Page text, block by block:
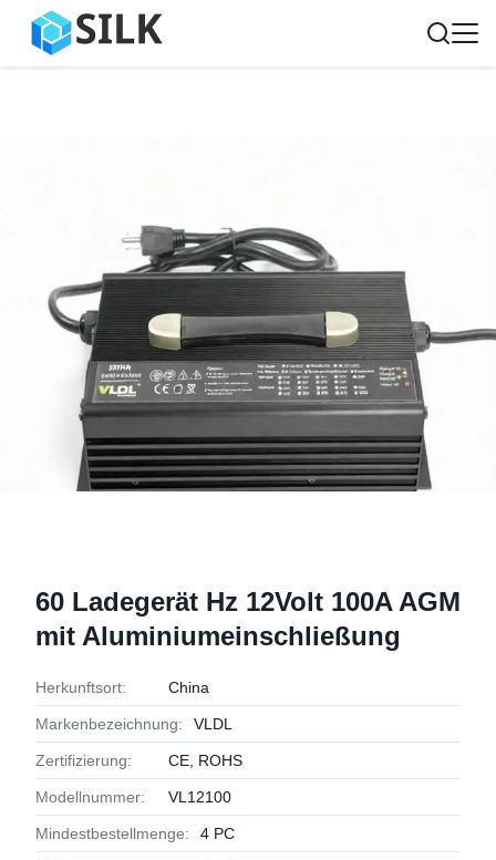
60 Ladegerät Hz 12Volt 100A AGM
mit Aluminiumeinschließung
Herkunftsort: China
Markenbezeichnung: VLDL
Zertifizierung: CE, ROHS
Modellnummer: VL12100
Mindestbestellmenge: 4 PC